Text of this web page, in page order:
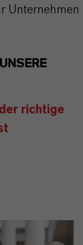
Unternehmen
richtige